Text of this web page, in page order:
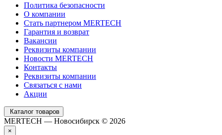
Политика безопасности
О компании
Стать партнером MERTECH
Гарантия и возврат
Вакансии
Реквизиты компании
Новости MERTECH
Контакты
Реквизиты компании
Связаться с нами
Акции
Каталог товаров
MERTECH — Новосибирск © 2026
×